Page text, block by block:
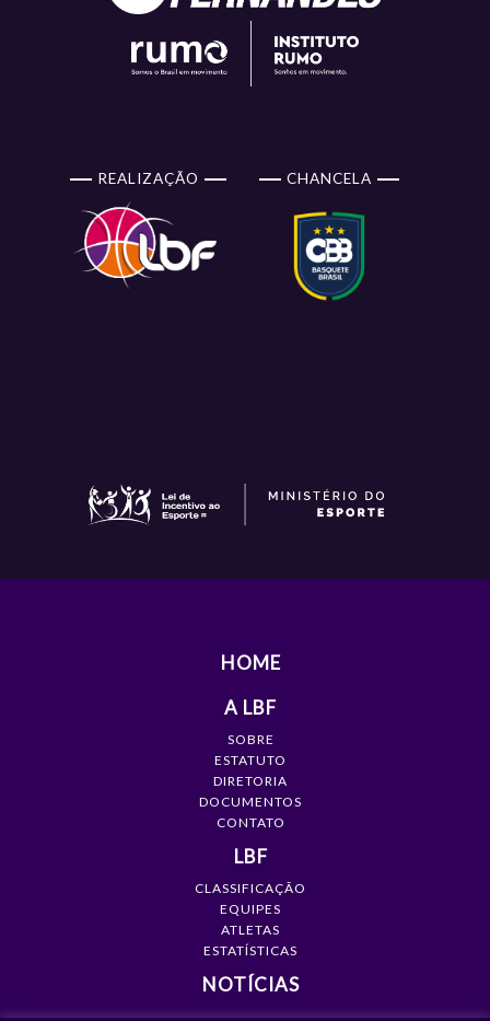
REALIZAÇÃO CHANCELA
HOME
A LBF
SOBRE
ESTATUTO
DIRETORIA
DOCUMENTOS
CONTATO
LBF
CLASSIFICAÇÃO
EQUIPES
ATLETAS
ESTATÍSTICAS
NOTÍCIAS